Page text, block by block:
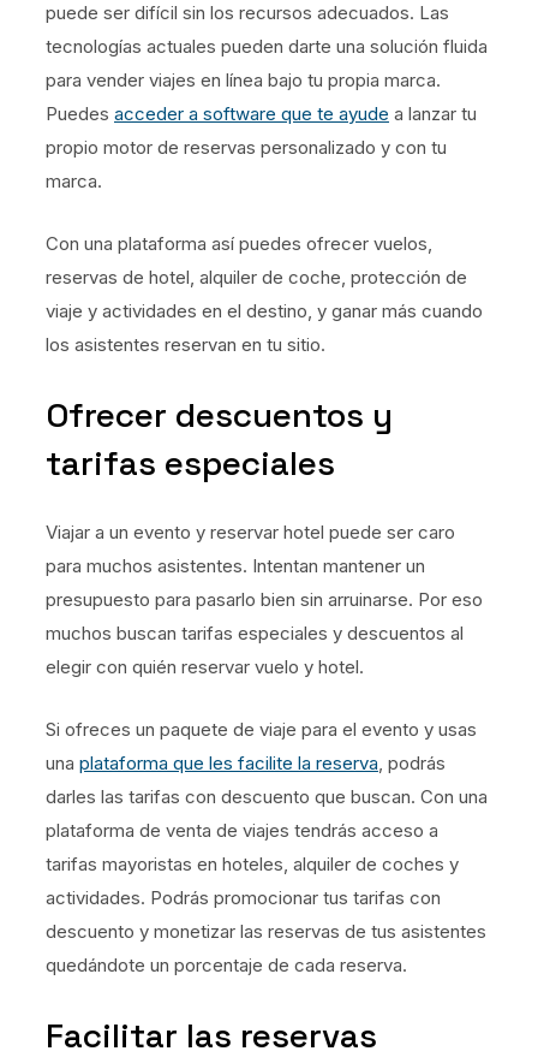
puede ser difícil sin los recursos adecuados. Las
tecnologías actuales pueden darte una solución fluida
para vender viajes en línea bajo tu propia marca.
Puedes acceder a software que te ayude a lanzar tu
propio motor de reservas personalizado y con tu
marca.
Con una plataforma así puedes ofrecer vuelos,
reservas de hotel, alquiler de coche, protección de
viaje y actividades en el destino, y ganar más cuando
los asistentes reservan en tu sitio.
Ofrecer descuentos y
tarifas especiales
Viajar a un evento y reservar hotel puede ser caro
para muchos asistentes. Intentan mantener un
presupuesto para pasarlo bien sin arruinarse. Por eso
muchos buscan tarifas especiales y descuentos al
elegir con quién reservar vuelo y hotel.
Si ofreces un paquete de viaje para el evento y usas
una plataforma que les facilite la reserva, podrás
darles las tarifas con descuento que buscan. Con una
plataforma de venta de viajes tendrás acceso a
tarifas mayoristas en hoteles, alquiler de coches y
actividades. Podrás promocionar tus tarifas con
descuento y monetizar las reservas de tus asistentes
quedándote un porcentaje de cada reserva.
Facilitar las reservas